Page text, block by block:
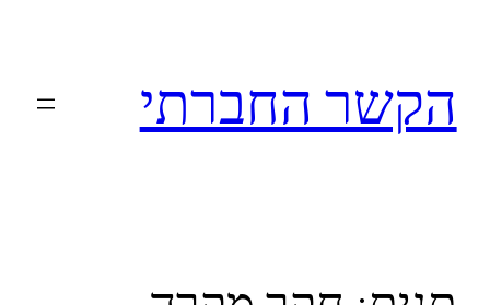
הקשר החברתי